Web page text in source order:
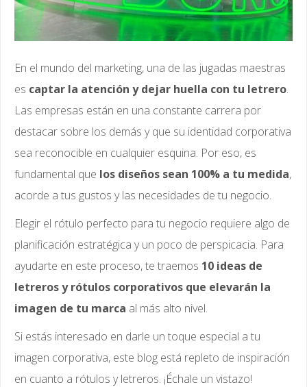
En el mundo del marketing, una de las jugadas maestras
es captar la atención y dejar huella con tu letrero.
Las empresas están en una constante carrera por
destacar sobre los demás y que su identidad corporativa
sea reconocible en cualquier esquina. Por eso, es
fundamental que los diseños sean 100% a tu medida,
acorde a tus gustos y las necesidades de tu negocio.
Elegir el rótulo perfecto para tu negocio requiere algo de
planificación estratégica y un poco de perspicacia. Para
ayudarte en este proceso, te traemos 10 ideas de
letreros y rótulos corporativos que elevarán la
imagen de tu marca al más alto nivel.
Si estás interesado en darle un toque especial a tu
imagen corporativa, este blog está repleto de inspiración
en cuanto a rótulos y letreros. ¡Échale un vistazo!